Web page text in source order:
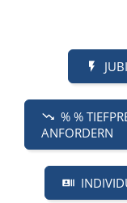
% %
ANFORDERN